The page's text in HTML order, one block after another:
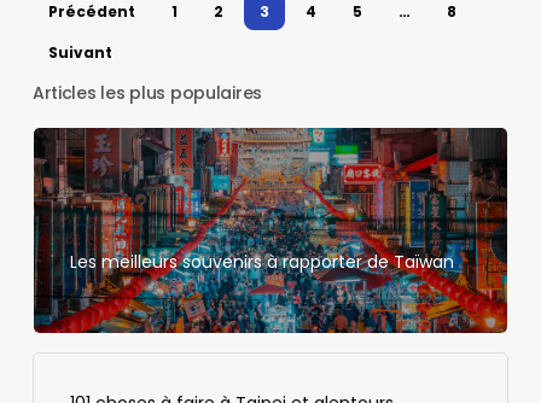
Précédent 1 2 3 4 5 …
8
Suivant
Articles les plus populaires
Les meilleurs souvenirs à rapporter de Taïwan